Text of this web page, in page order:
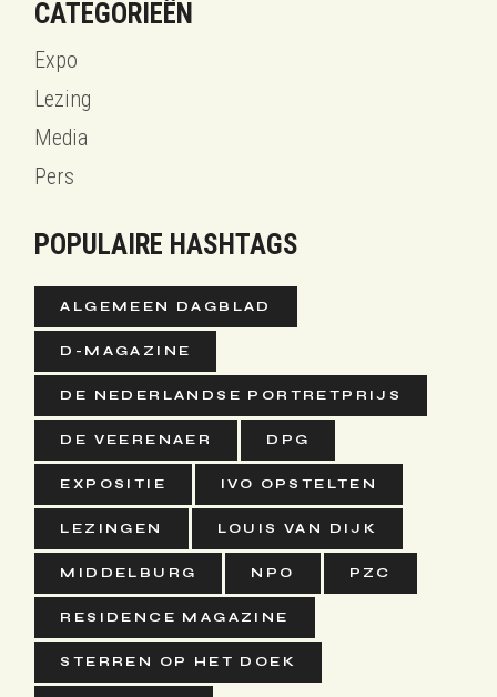
CATEGORIEËN
Expo
Lezing
Media
Pers
POPULAIRE HASHTAGS
ALGEMEEN DAGBLAD
D-MAGAZINE
DE NEDERLANDSE PORTRETPRIJS
DE VEERENAER DPG
EXPOSITIE IVO OPSTELTEN
LEZINGEN LOUIS VAN DIJK
MIDDELBURG NPO PZC
RESIDENCE MAGAZINE
STERREN OP HET DOEK